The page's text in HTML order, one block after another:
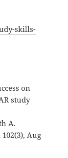
skills-
on
study
A.
Aug